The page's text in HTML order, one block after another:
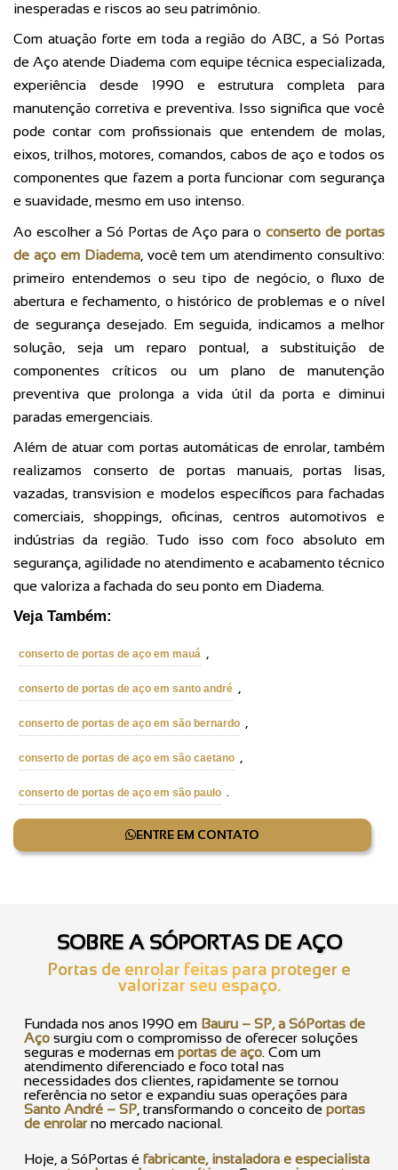
inesperadas e riscos ao seu patrimônio.
Com atuação forte em toda a região do ABC, a Só Portas
de Aço atende Diadema com equipe técnica especializada,
experiência desde 1990 e estrutura completa para
manutenção corretiva e preventiva. Isso significa que você
pode contar com profissionais que entendem de molas,
eixos, trilhos, motores, comandos, cabos de aço e todos os
componentes que fazem a porta funcionar com segurança
e suavidade, mesmo em uso intenso.
Ao escolher a Só Portas de Aço para oconserto de portas
de aço em Diadema, você tem um atendimento consultivo:
primeiro entendemos o seu tipo de negócio, o fluxo de
abertura e fechamento, o histórico de problemas e o nível
de segurança desejado. Em seguida, indicamos a melhor
solução, seja um reparo pontual, a substituição de
componentes críticos ou um plano de manutenção
preventiva que prolonga a vida útil da porta e diminui
paradas emergenciais.
Além de atuar com portas automáticas de enrolar, também
realizamos conserto de portas manuais, portas lisas,
vazadas, transvision e modelos específicos para fachadas
comerciais, shoppings, oficinas, centros automotivos e
indústrias da região. Tudo isso com foco absoluto em
segurança, agilidade no atendimento e acabamento técnico
que valoriza a fachada do seu ponto em Diadema.
Veja Também:
conserto de portas de aço em mauá ,
conserto de portas de aço em santo andré ,
conserto de portas de aço em são bernardo ,
conserto de portas de aço em são caetano ,
conserto de portas de aço em são paulo .
ENTRE EM CONTATO
SOBRE A SÓPORTAS DE AÇO
Portas de enrolar feitas para proteger e
valorizar seu espaço.
Fundada nos anos 1990 em Bauru – SP, a SóPortas de
Aço surgiu com o compromisso de oferecer soluções
seguras e modernas em portas de aço. Com um
atendimento diferenciado e foco total nas
necessidades dos clientes, rapidamente se tornou
referência no setor e expandiu suas operações para
Santo André – SP , transformando o conceito de portas
de enrolarno mercado nacional.
Hoje, a SóPortas é fabricante, instaladora e especialista